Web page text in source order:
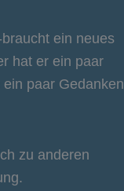
braucht ein neues
hat er ein paar
paar Gedanken
zu anderen